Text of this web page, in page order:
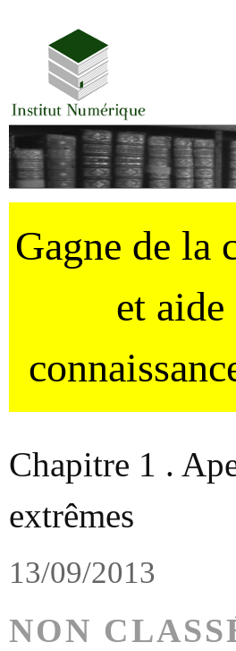
Gagne de la
et
Chapitre 1 .
extrêmes
13/09/2013
NON